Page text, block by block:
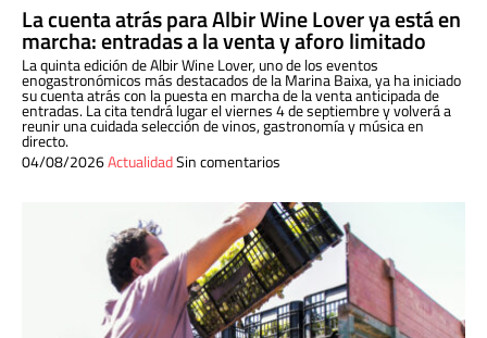
La cuenta atrás para Albir Wine Lover ya está en
marcha: entradas a la venta y aforo limitado
La quinta edición de Albir Wine Lover, uno de los eventos
enogastronómicos más destacados de la Marina Baixa, ya ha iniciado
su cuenta atrás con la puesta en marcha de la venta anticipada de
entradas. La cita tendrá lugar el viernes 4 de septiembre y volverá a
reunir una cuidada selección de vinos, gastronomía y música en
directo.
04/08/2026ActualidadSin comentarios